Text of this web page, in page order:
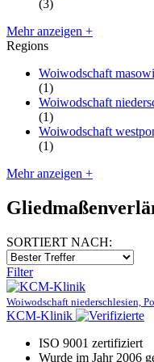
(3)
Mehr anzeigen +
Regions
Woiwodschaft
(1)
Woiwodschaft
(1)
Woiwodschaft
(1)
Mehr anzeigen +
SORTIERT NACH:
Filter
Woiwodschaft niederschlesien,
KCM-Klinik
ISO 9001 zertifiziert
Wurde im Jahr 2006